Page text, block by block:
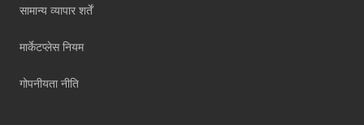
सामान्य व्यापार शर्तें
मार्केटप्लेस नियम
गोपनीयता नीति